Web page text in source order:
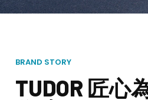
BRAND STORY
TUDOR 匠心